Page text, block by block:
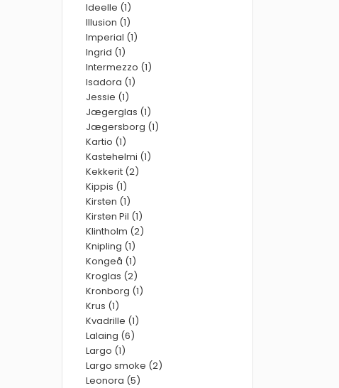
Ideelle (1)
Illusion (1)
Imperial (1)
Ingrid (1)
Intermezzo (1)
Isadora (1)
Jessie (1)
Jægerglas (1)
Jægersborg (1)
Kartio (1)
Kastehelmi (1)
Kekkerit (2)
Kippis (1)
Kirsten (1)
Kirsten Pil (1)
Klintholm (2)
Knipling (1)
Kongeå (1)
Kroglas (2)
Kronborg (1)
Krus (1)
Kvadrille (1)
Lalaing (6)
Largo (1)
Largo smoke (2)
Leonora (5)